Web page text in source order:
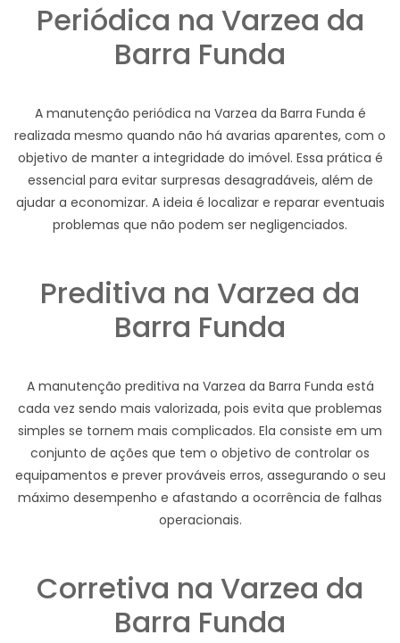
Periódica na Varzea da
Barra Funda
A manutenção periódica na Varzea da Barra Funda é
realizada mesmo quando não há avarias aparentes, com o
objetivo de manter a integridade do imóvel. Essa prática é
essencial para evitar surpresas desagradáveis, além de
ajudar a economizar. A ideia é localizar e reparar eventuais
problemas que não podem ser negligenciados.
Preditiva na Varzea da
Barra Funda
A manutenção preditiva na Varzea da Barra Funda está
cada vez sendo mais valorizada, pois evita que problemas
simples se tornem mais complicados. Ela consiste em um
conjunto de ações que tem o objetivo de controlar os
equipamentos e prever prováveis erros, assegurando o seu
máximo desempenho e afastando a ocorrência de falhas
operacionais.
Corretiva na Varzea da
Barra Funda